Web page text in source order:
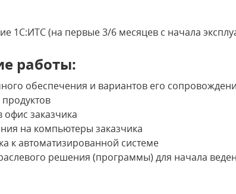
1С:ИТС (на первые 3/6 месяцев с начала
работы:
обеспечения и вариантов его
заказчика
на компьютеры заказчика
к автоматизированной системе
решения (программы) для начала